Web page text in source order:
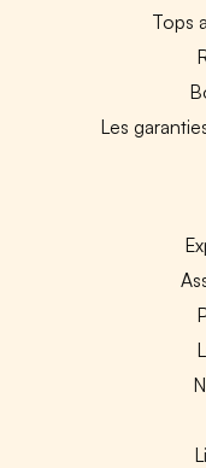
Tops
Les